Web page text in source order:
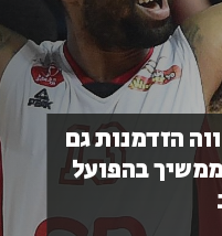
הזדמנות גם
בהפועל